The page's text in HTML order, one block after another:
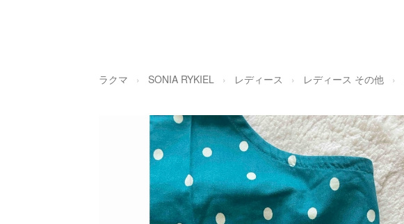
ラクマ SONIA RYKIEL レディース レディース その他